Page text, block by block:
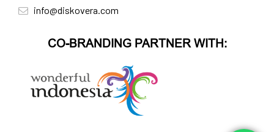
info@diskovera.com
CO-BRANDING PARTNER WITH: